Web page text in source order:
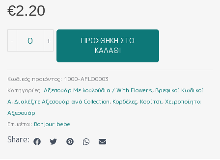
€2.20
-
Κορδέλες
ποσότητα
+
ΠΡΟΣΘΉΚΗ ΣΤΟ
ΚΑΛΆΘΙ
Κωδικός προϊόντος: 1000-AFLO0003
Κατηγορίες: Αξεσουάρ Με λουλούδια / With Flowers, Βρεφικοί Κωδικοί
A,Διαλέξτε Αξεσουάρ ανά Collection, Κορδέλες, Κορίτσι,Χειροποίητα
Αξεσουάρ
Ετικέτα: Bonjour bebe
Share: